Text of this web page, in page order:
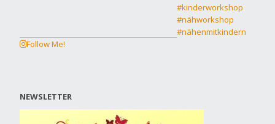
Follow Me!
NEWSLETTER